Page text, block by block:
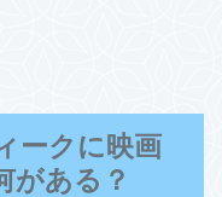
ークに映画
がある？